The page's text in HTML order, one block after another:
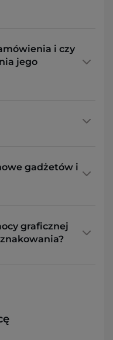
i czy
jego
gadżetów i
graficznej